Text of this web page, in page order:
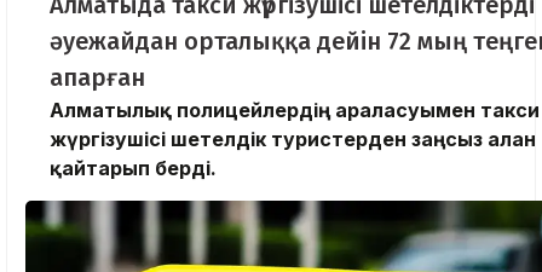
әуежайдан орталыққа дейін 72 мың
апарған
Алматылық полицейлердің араласуымен такси
жүргізушісі шетелдік туристерден заңсыз
қайтарып берді.